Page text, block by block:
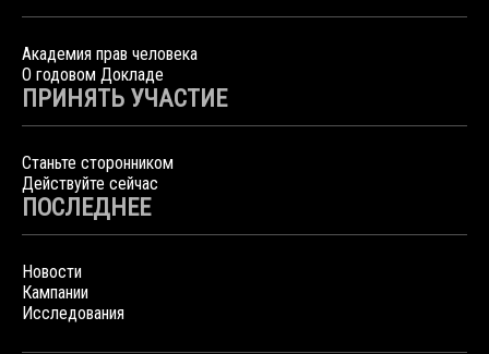
Академия прав человека
О годовом Докладе
ПРИНЯТЬ УЧАСТИЕ
Станьте сторонником
Действуйте сейчас
ПОСЛЕДНЕЕ
Новости
Кампании
Исследования